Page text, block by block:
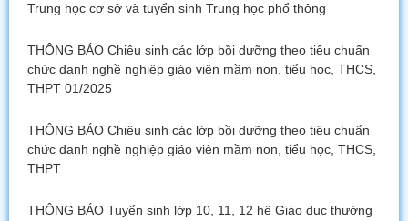
Trung học cơ sở và tuyển sinh Trung học phổ thông
THÔNG BÁO Chiêu sinh các lớp bồi dưỡng theo tiêu chuẩn
chức danh nghề nghiệp giáo viên mầm non, tiểu học, THCS,
THPT 01/2025
THÔNG BÁO Chiêu sinh các lớp bồi dưỡng theo tiêu chuẩn
chức danh nghề nghiệp giáo viên mầm non, tiểu học, THCS,
THPT
THÔNG BÁO Tuyển sinh lớp 10, 11, 12 hệ Giáo dục thường